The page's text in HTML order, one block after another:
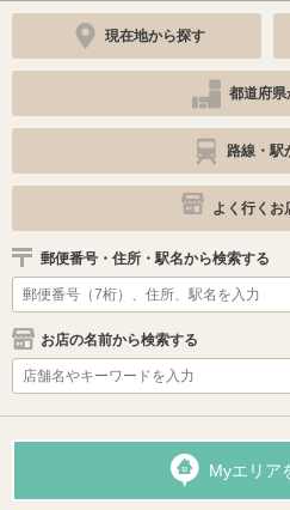
現在地から探す
都道府県
路線・駅
よく行くお
郵便番号・住所・駅名から検索する
お店の名前から検索する
Myエリア